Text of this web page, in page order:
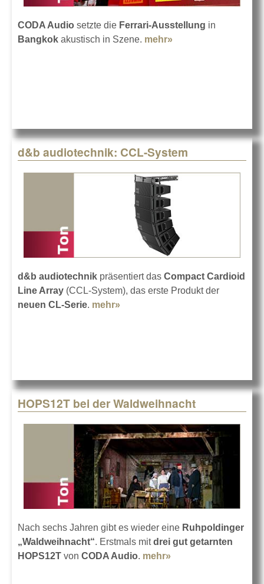
CODA Audio setzte die Ferrari-Ausstellung in
Bangkok akustisch in Szene. mehr»
d&b audiotechnik: CCL-System
d&b audiotechnik präsentiert das Compact Cardioid
Line Array (CCL-System), das erste Produkt der
neuen CL-Serie. mehr»
HOPS12T bei der Waldweihnacht
Nach sechs Jahren gibt es wieder eine Ruhpoldinger
„Waldweihnacht“. Erstmals mitdrei gut getarnten
HOPS12T von CODA Audio. mehr»